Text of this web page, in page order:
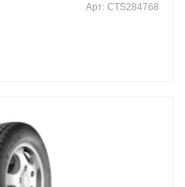
Арт: CTS284768